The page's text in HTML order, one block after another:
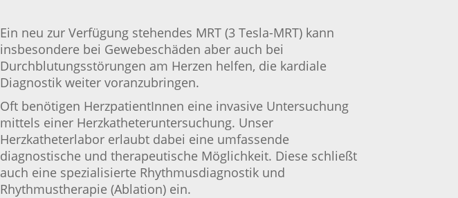
Ein neu zur Verfügung stehendes MRT (3 Tesla-MRT) kann
insbesondere bei Gewebeschäden aber auch bei
Durchblutungsstörungen am Herzen helfen, die kardiale
Diagnostik weiter voranzubringen.
Oft benötigen HerzpatientInnen eine invasive Untersuchung
mittels einer Herzkatheteruntersuchung. Unser
Herzkatheterlabor erlaubt dabei eine umfassende
diagnostische und therapeutische Möglichkeit. Diese schließt
auch eine spezialisierte Rhythmusdiagnostik und
Rhythmustherapie (Ablation) ein.